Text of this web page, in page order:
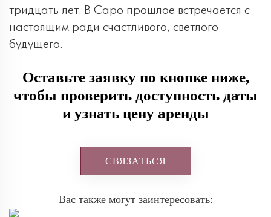
тридцать лет. В Capo прошлое встречается с
настоящим ради счастливого, светлого
будущего.
Оставьте заявку по кнопке ниже,
чтобы проверить доступность даты
и узнать цену аренды
СВЯЗАТЬСЯ
Вас также могут заинтересовать: